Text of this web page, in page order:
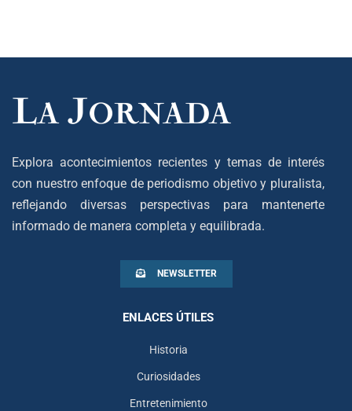
Explora acontecimientos recientes y temas de interés
con nuestro enfoque de periodismo objetivo y pluralista,
reflejando diversas perspectivas para mantenerte
informado de manera completa y equilibrada.
NEWSLETTER
ENLACES ÚTILES
Historia
Curiosidades
Entretenimiento